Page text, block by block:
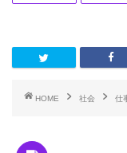
HOME 社会 仕